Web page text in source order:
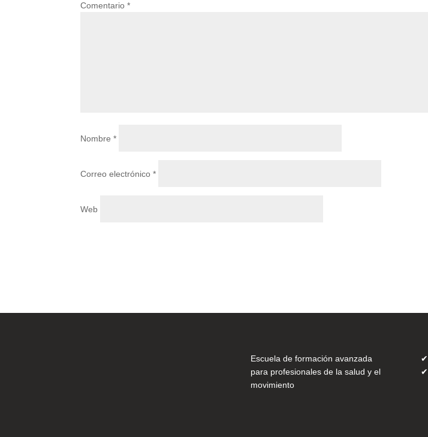
Comentario*
Nombre*
Correo electrónico*
Web
Escuela de formación avanzada
para profesionales de la salud y el
movimiento
✔
✔